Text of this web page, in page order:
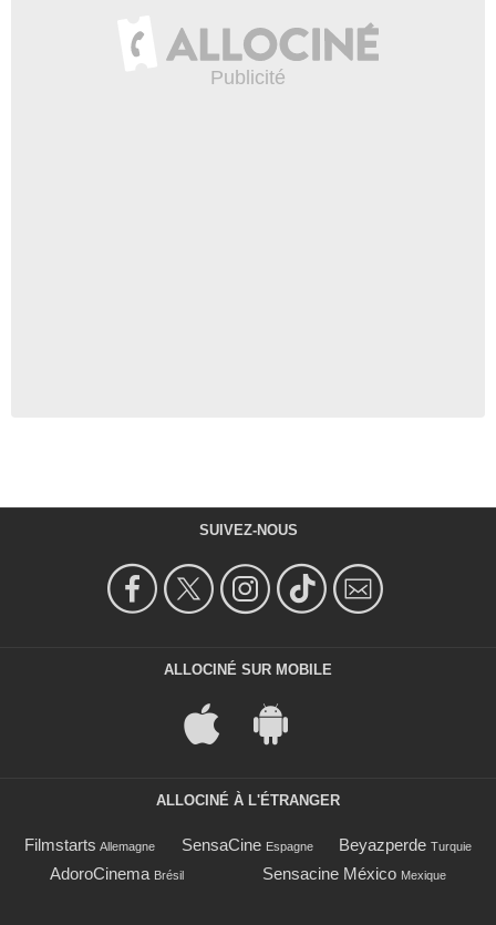
SUIVEZ-NOUS
ALLOCINÉ SUR MOBILE
ALLOCINÉ À L'ÉTRANGER
Filmstarts Allemagne SensaCine Espagne Beyazperde Turquie
AdoroCinema Brésil Sensacine México Mexique